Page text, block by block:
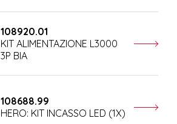
108920.01
KIT ALIMENTAZIONE L3000
3P BIA
108688.99
HERO: KIT INCASSO LED (1X)